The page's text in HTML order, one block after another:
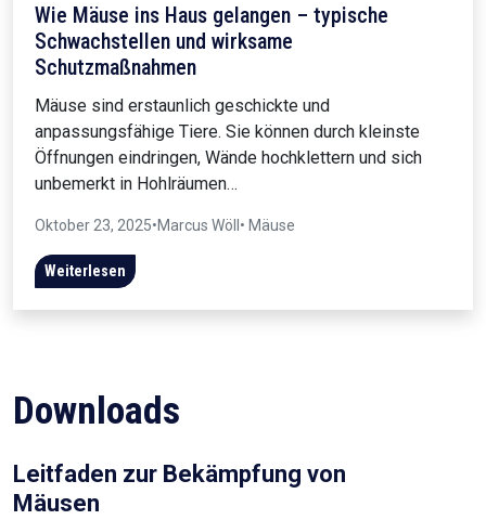
Wie Mäuse ins Haus gelangen – typische
Schwachstellen und wirksame
Schutzmaßnahmen
Mäuse sind erstaunlich geschickte und
anpassungsfähige Tiere. Sie können durch kleinste
Öffnungen eindringen, Wände hochklettern und sich
unbemerkt in Hohlräumen…
Oktober 23, 2025•Marcus Wöll• Mäuse
Weiterlesen
Downloads
Leitfaden zur Bekämpfung von
Mäusen